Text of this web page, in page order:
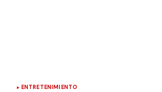
ENTRETENIMIENTO